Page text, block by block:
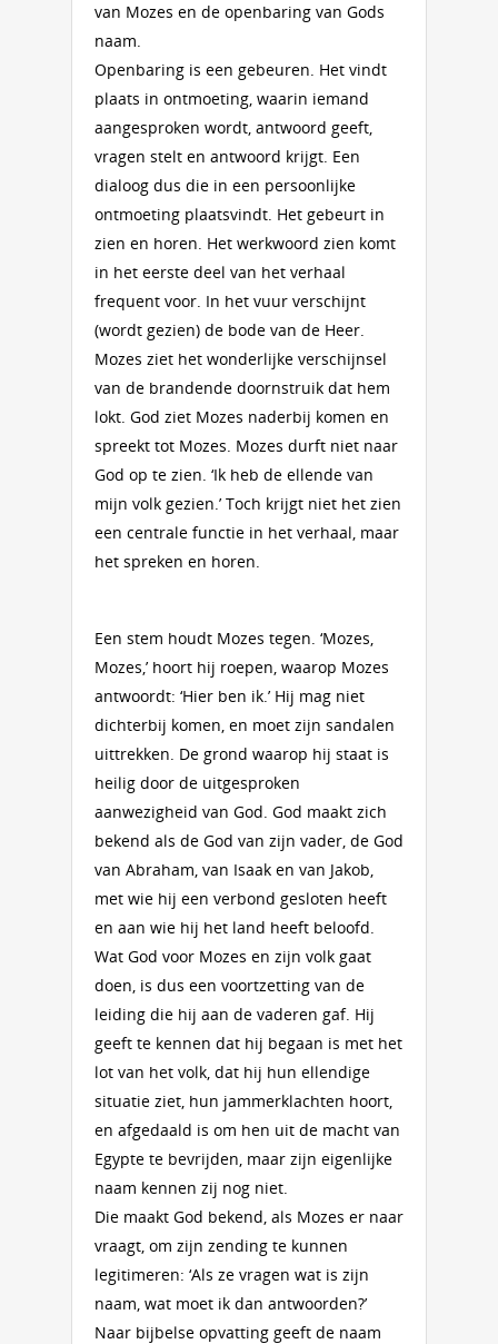
van Mozes en de openbaring van Gods
naam.
Openbaring is een gebeuren. Het vindt
plaats in ontmoeting, waarin iemand
aangesproken wordt, antwoord geeft,
vragen stelt en antwoord krijgt. Een
dialoog dus die in een persoonlijke
ontmoeting plaatsvindt. Het gebeurt in
zien en horen. Het werkwoord zien komt
in het eerste deel van het verhaal
frequent voor. In het vuur verschijnt
(wordt gezien) de bode van de Heer.
Mozes ziet het wonderlijke verschijnsel
van de brandende doornstruik dat hem
lokt. God ziet Mozes naderbij komen en
spreekt tot Mozes. Mozes durft niet naar
God op te zien. ‘Ik heb de ellende van
mijn volk gezien.’ Toch krijgt niet het zien
een centrale functie in het verhaal, maar
het spreken en horen.
Een stem houdt Mozes tegen. ‘Mozes,
Mozes,’ hoort hij roepen, waarop Mozes
antwoordt: ‘Hier ben ik.’ Hij mag niet
dichterbij komen, en moet zijn sandalen
uittrekken. De grond waarop hij staat is
heilig door de uitgesproken
aanwezigheid van God. God maakt zich
bekend als de God van zijn vader, de God
van Abraham, van Isaak en van Jakob,
met wie hij een verbond gesloten heeft
en aan wie hij het land heeft beloofd.
Wat God voor Mozes en zijn volk gaat
doen, is dus een voortzetting van de
leiding die hij aan de vaderen gaf. Hij
geeft te kennen dat hij begaan is met het
lot van het volk, dat hij hun ellendige
situatie ziet, hun jammerklachten hoort,
en afgedaald is om hen uit de macht van
Egypte te bevrijden, maar zijn eigenlijke
naam kennen zij nog niet.
Die maakt God bekend, als Mozes er naar
vraagt, om zijn zending te kunnen
legitimeren: ‘Als ze vragen wat is zijn
naam, wat moet ik dan antwoorden?’
Naar bijbelse opvatting geeft de naam